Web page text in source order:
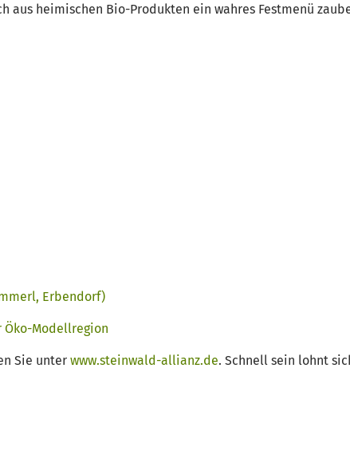
aus heimischen Bio-Produkten ein wahres Festmenü
Erbendorf)
Öko-Modellregion
Sie unter www.steinwald-allianz.de. Schnell sein lohnt